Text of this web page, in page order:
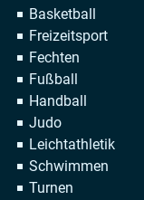
Navigation
überspringen
Basketball
Freizeitsport
Fechten
Fußball
Handball
Judo
Leichtathletik
Schwimmen
Turnen